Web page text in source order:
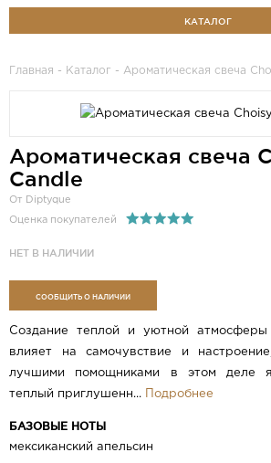
КАТАЛОГ
Главная - Каталог - Ароматическая свеча
Ароматическая свеча
Candle
От Diptyque
Оценка покупателей
НЕТ В НАЛИЧИИ
СООБЩИТЬ О НАЛИЧИИ
Создание теплой и уютной атмосферы
влияет на самочувствие и
лучшими помощниками в этом деле
теплый приглушенн... Подробнее
БАЗОВЫЕ НОТЫ
мексиканский апельсин